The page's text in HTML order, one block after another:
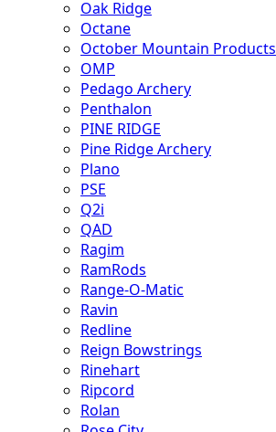
Oak Ridge
Octane
October Mountain Products
OMP
Pedago Archery
Penthalon
PINE RIDGE
Pine Ridge Archery
Plano
PSE
Q2i
QAD
Ragim
RamRods
Range-O-Matic
Ravin
Redline
Reign Bowstrings
Rinehart
Ripcord
Rolan